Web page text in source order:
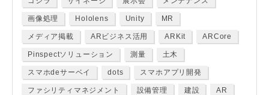
画像処理 Hololens Unity MR
メディア掲載 ARビジネス活用 ARKit ARCore
Pinspectソリューション 測量 土木
スマホdeサーベイ dots スマホアプリ開発
ファシリティマネジメント 設備管理 建設 AR